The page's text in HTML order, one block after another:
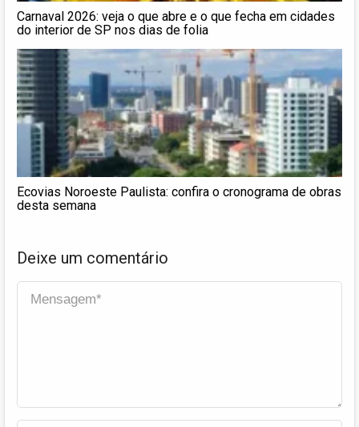
Carnaval 2026: veja o que abre e o que fecha em cidades
do interior de SP nos dias de folia
Ecovias Noroeste Paulista: confira o cronograma de obras
desta semana
Deixe um comentário